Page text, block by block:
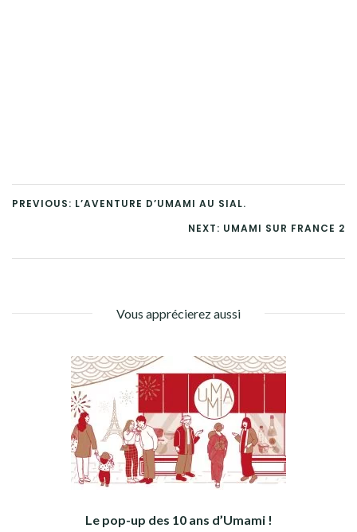
PREVIOUS: L’AVENTURE D’UMAMI AU SIAL.
NEXT: UMAMI SUR FRANCE 2
Vous apprécierez aussi
Le pop-up des 10 ans d’Umami !